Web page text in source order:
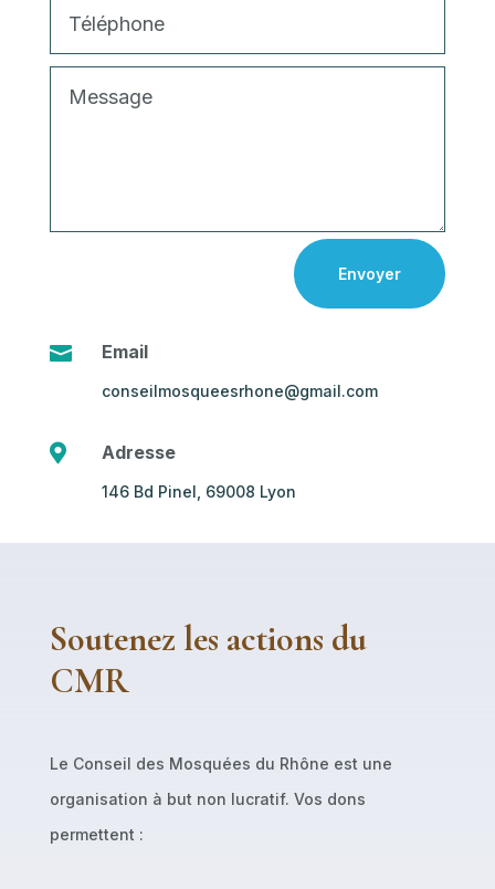
Envoyer
 Email
conseilmosqueesrhone@gmail.com
 Adresse
146 Bd Pinel, 69008 Lyon
Soutenez les actions du
CMR
Le Conseil des Mosquées du Rhône est une
organisation à but non lucratif. Vos dons
permettent :